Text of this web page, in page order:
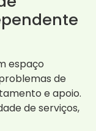
espaço
de
e apoio.
de serviços,